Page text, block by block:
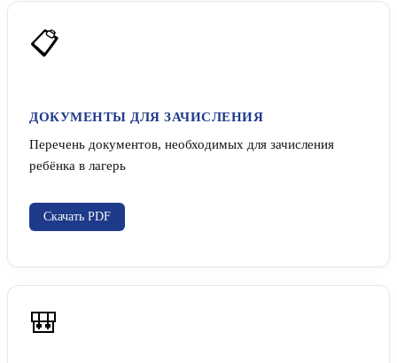
📋
ДОКУМЕНТЫ ДЛЯ ЗАЧИСЛЕНИЯ
Перечень документов, необходимых для зачисления
ребёнка в лагерь
Скачать PDF
🎒